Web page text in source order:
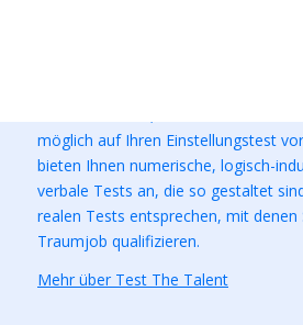
möglich auf Ihren Einstellungstest
bieten Ihnen numerische, logisch-
verbale Tests an, die so gestaltet
realen Tests entsprechen, mit denen
Traumjob qualifizieren.
Mehr über Test The Talent